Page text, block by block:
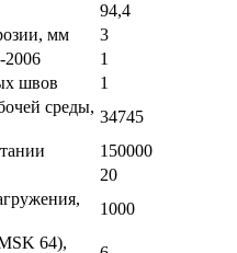
94,4
мм
3
2006
1
швов
1
среды,
34745
150000
20
1000
64),